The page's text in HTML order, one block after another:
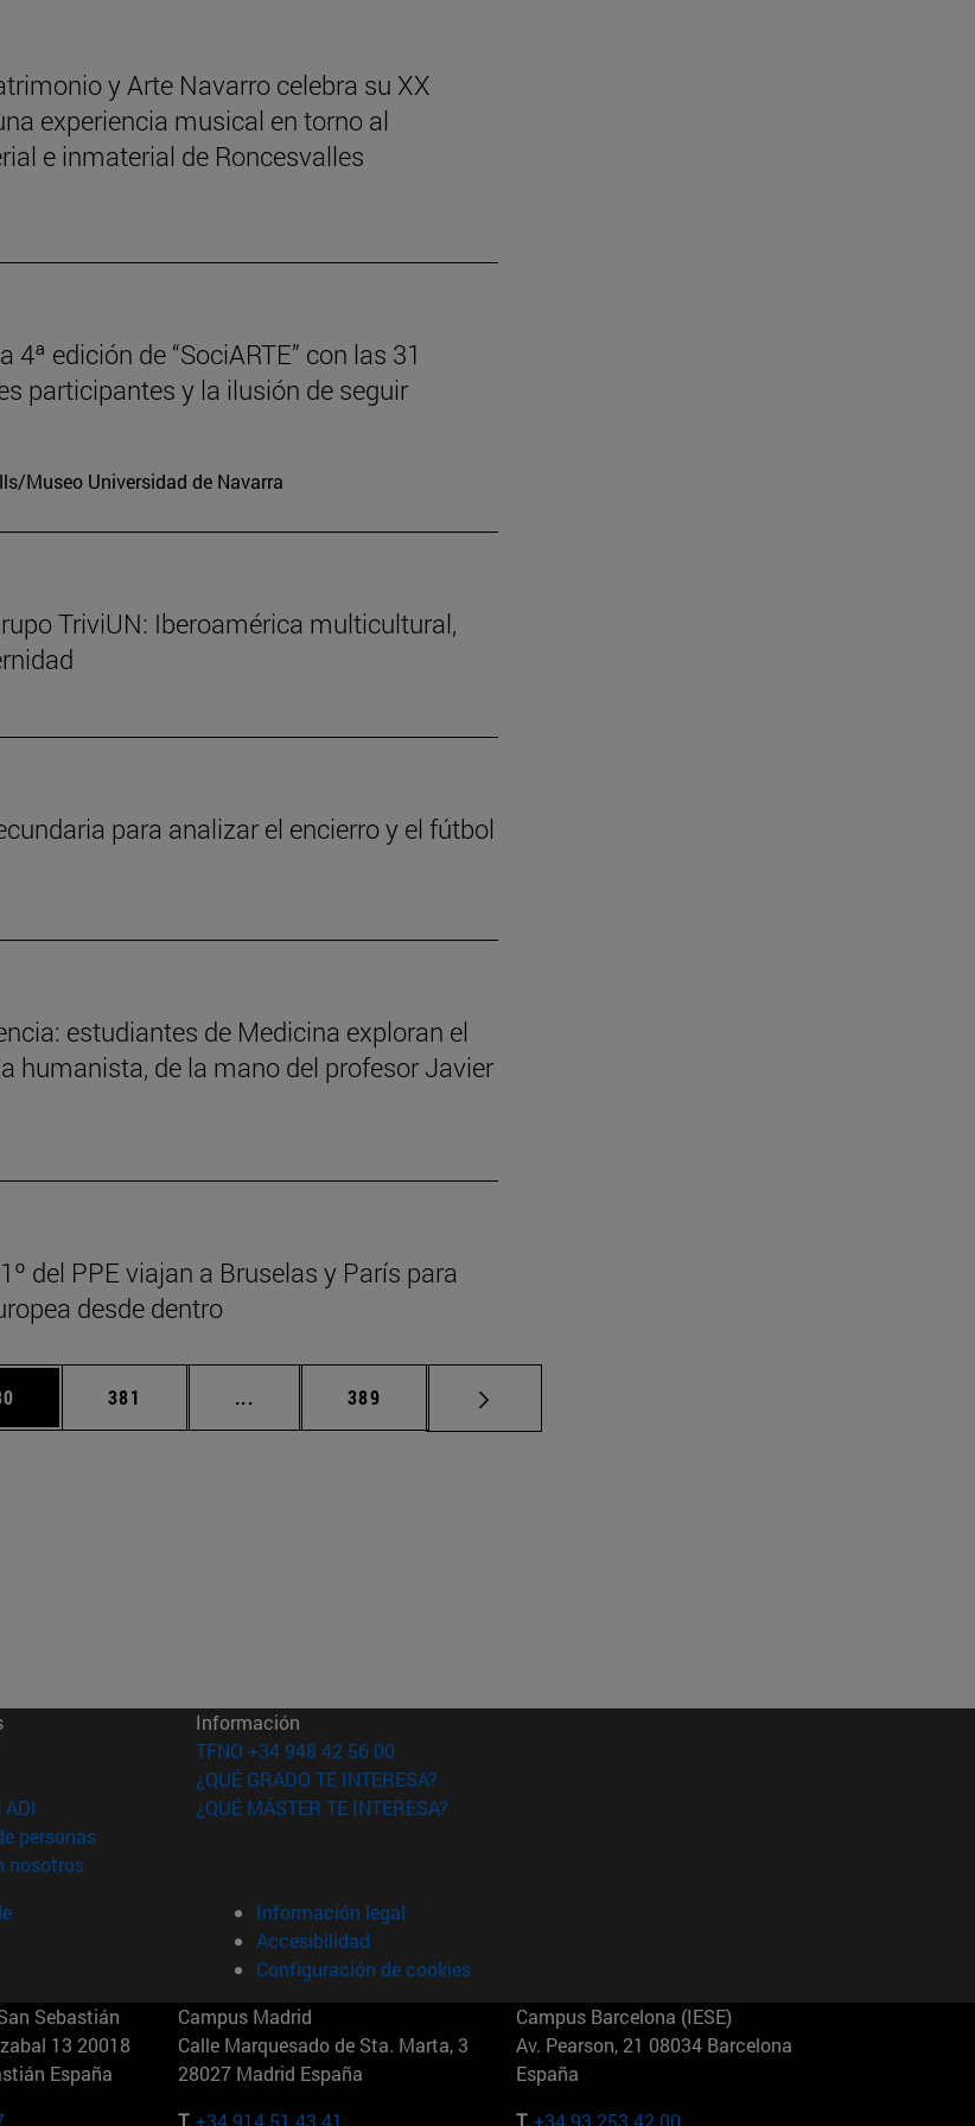
y Arte Navarro celebra su XX
experiencia musical en torno al
e inmaterial de Roncesvalles
4ª edición de “SociARTE” con las 31
participantes y la ilusión de seguir
Museo Universidad de Navarra
TriviUN: Iberoamérica multicultural,
para analizar el encierro y el fútbol
estudiantes de Medicina exploran el
humanista, de la mano del profesor Javier
del PPE viajan a Bruselas y París para
desde dentro
para desplazarse.
Página
381 ... Páginas intermedias Use TAB para desplazarse.
Página
389
(abre en nueva ventana)
en nueva ventana)
(abre en nueva ventana)
personas(abre en nueva ventana)
nosotros(abre en nueva ventana)
Información
TFNO +34 948 42 56 00
¿QUÉ GRADO TE INTERESA?
¿QUÉ MÁSTER TE INTERESA?
Información legal
Accesibilidad
Configuración de cookies
Sebastián
13 20018
España
Campus Madrid
Calle Marquesado de Sta. Marta, 3
28027 Madrid España
T. +34 914 51 43 41
Campus Barcelona (IESE)
Av. Pearson, 21 08034 Barcelona
España
T. +34 93 253 42 00